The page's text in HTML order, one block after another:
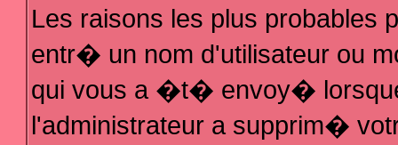
Les raisons les plus probables
entr� un nom d'utilisateur ou
qui vous a �t� envoy�
l'administrateur a supprim�